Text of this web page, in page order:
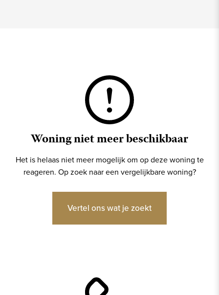
Woning niet meer beschikbaar
Het is helaas niet meer mogelijk om op deze woning te
reageren. Op zoek naar een vergelijkbare woning?
Vertel ons wat je zoekt